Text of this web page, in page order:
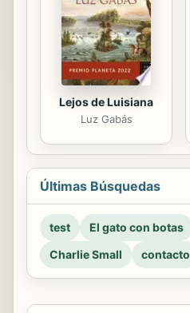
Lejos de Luisiana
Luz Gabás
Últimas Búsquedas
test El gato con botas
Charlie Small
contacto